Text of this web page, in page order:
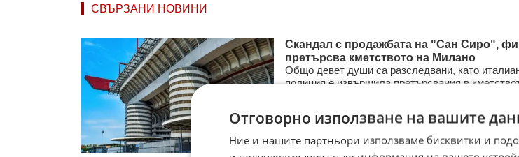
СВЪРЗАНИ НОВИНИ
Скандал с продажбата на "Сан Сиро",
претърсва кметството на Милано
Общо девет души са разследвани, като
полиция е извършила претърсвания в
31.03.2026
Отговорно използване на вашите
Ние и нашите партньори използваме бисквитки и